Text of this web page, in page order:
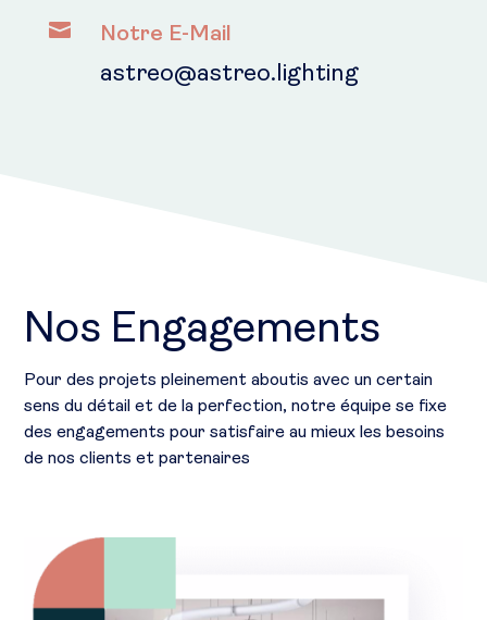
 Notre E-Mail
astreo@astreo.lighting
Nos Engagements
Pour des projets pleinement aboutis avec un certain
sens du détail et de la perfection, notre équipe se fixe
des engagements pour satisfaire au mieux les besoins
de nos clients et partenaires